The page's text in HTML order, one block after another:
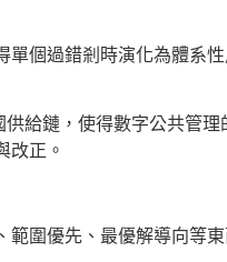
個過錯剎時演化為體系
給鏈，使得數字公共管
改正。
圍優先、最優解導向等